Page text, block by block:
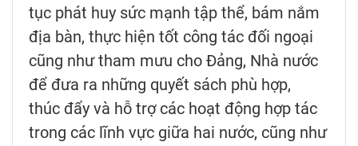
tục phát huy sức mạnh tập thể, bám nắm
địa bàn, thực hiện tốt công tác đối ngoại
cũng như tham mưu cho Đảng, Nhà nước
để đưa ra những quyết sách phù hợp,
thúc đẩy và hỗ trợ các hoạt động hợp tác
trong các lĩnh vực giữa hai nước, cũng như